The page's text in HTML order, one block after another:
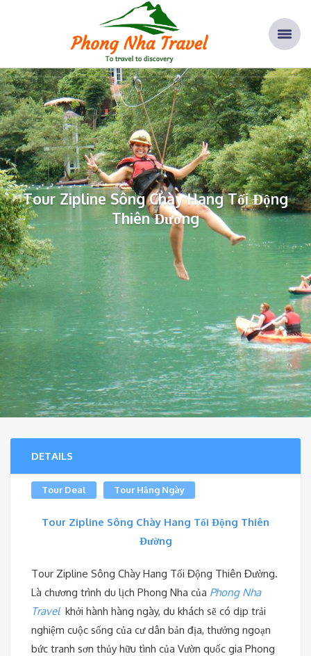
Tour Zipline Sông Chày Hang Tối Động Thiên Đường
Tour Zipline Sông Chày Hang Tối Động
Thiên Đường
DETAILS
Tour Deal Tour Hằng Ngày
Tour Zipline Sông Chày Hang Tối Động Thiên
Đường
Tour Zipline Sông Chày Hang Tối Động Thiên Đường.
Là chương trình du lịch Phong Nha của Phong Nha
Travelkhởi hành hàng ngày, du khách sẽ có dịp trải
nghiệm cuộc sống của cư dân bản địa, thưởng ngoạn
bức tranh sơn thủy hữu tình của Vườn quốc gia Phong